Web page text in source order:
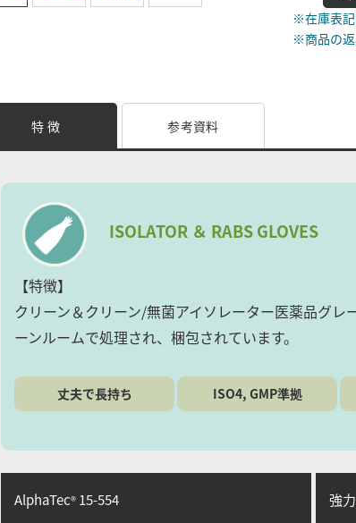
※在庫表
※商品の
特 徴 参考資料
ISOLATOR ＆ RABS GLOVES
【特徴】
クリーン＆クリーン/無菌アイソレーター医薬品グ
ーンルームで処理され、梱包されています。
丈夫で長持ち ISO4, GMP準拠
AlphaTec® 15-554 強力